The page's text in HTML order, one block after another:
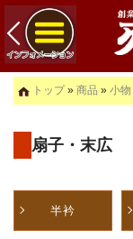
トップ» 商品 » 小物
扇子・末広
半衿